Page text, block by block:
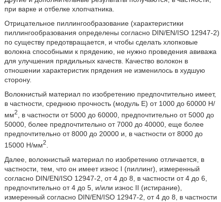
при варке и отбелке хлопчатника.
Отрицательное пиллингообразование (характеристики
пиллингообразования определены согласно DIN/EN/ISO 12947-2)
по существу предотвращается, и чтобы сделать хлопковые
волокна способными к прядению, не нужно проведения авиважа
для улучшения прядильных качеств. Качество волокон в
отношении характеристик прядения не изменилось в худшую
сторону.
Волокнистый материал по изобретению предпочтительно имеет,
в частности, среднюю прочность (модуль Е) от 1000 до 60000 Н/
мм2
, в частности от 5000 до 60000, предпочтительно от 5000 до
50000, более предпочтительно от 7000 до 40000, еще более
предпочтительно от 8000 до 20000 и, в частности от 8000 до
15000 Н/мм2
Далее, волокнистый материал по изобретению отличается, в
частности, тем, что он имеет износ I (пиллинг), измеренный
согласно DIN/EN/ISO 12947-2, от 4 до 8, в частности от 4 до 6,
предпочтительно от 4 до 5, и/или износ II (истирание),
измеренный согласно DIN/EN/ISO 12947-2, от 4 до 8, в частности